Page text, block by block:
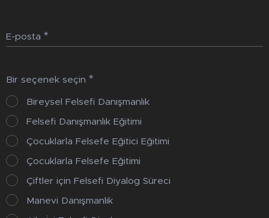
E-posta
Bir seçenek seçin
Bireysel Felsefi Danışmanlık
Felsefi Danışmanlık Eğitimi
Çocuklarla Felsefe Eğitici Eğitimi
Çocuklarla Felsefe Eğitimi
Çiftler için Felsefi Diyalog Süreci
Manevi Danışmanlık